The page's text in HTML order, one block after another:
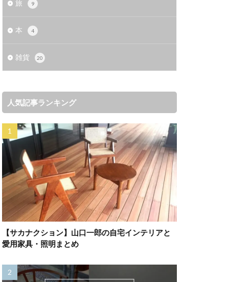
旅 9
本 4
雑貨 20
人気記事ランキング
【サカナクション】山口一郎の自宅インテリアと
愛用家具・照明まとめ